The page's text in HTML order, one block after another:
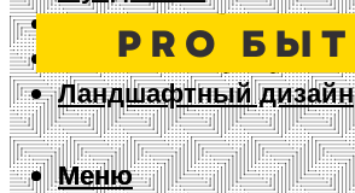
Ворота и забор
Дизайн интерьера
Ландшафтный дизайн
Меню
Меню